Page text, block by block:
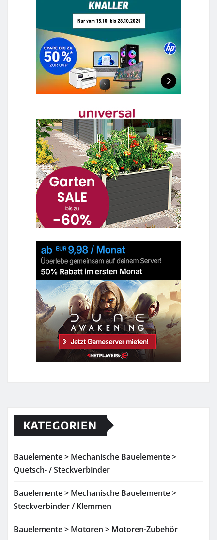
KATEGORIEN
Bauelemente > Mechanische Bauelemente >
Quetsch- / Steckverbinder
Bauelemente > Mechanische Bauelemente >
Steckverbinder / Klemmen
Bauelemente > Motoren > Motoren-Zubehör